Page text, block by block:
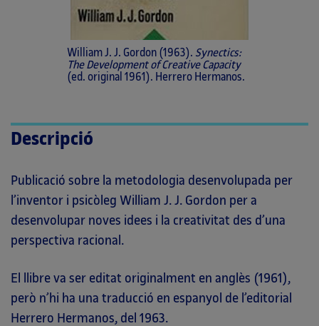
William J. J. Gordon (1963). Synectics:
The Development of Creative Capacity
(ed. original 1961). Herrero Hermanos.
Descripció
Publicació sobre la metodologia desenvolupada per
l’inventor i psicòleg William J. J. Gordon per a
desenvolupar noves idees i la creativitat des d’una
perspectiva racional.
El llibre va ser editat originalment en anglès (1961),
però n’hi ha una traducció en espanyol de l’editorial
Herrero Hermanos, del 1963.